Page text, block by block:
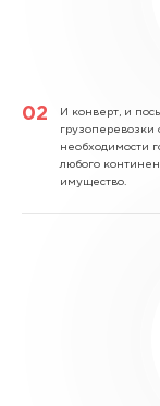
И конверт, и
грузоперевозки
необходимости
любого
имущество.